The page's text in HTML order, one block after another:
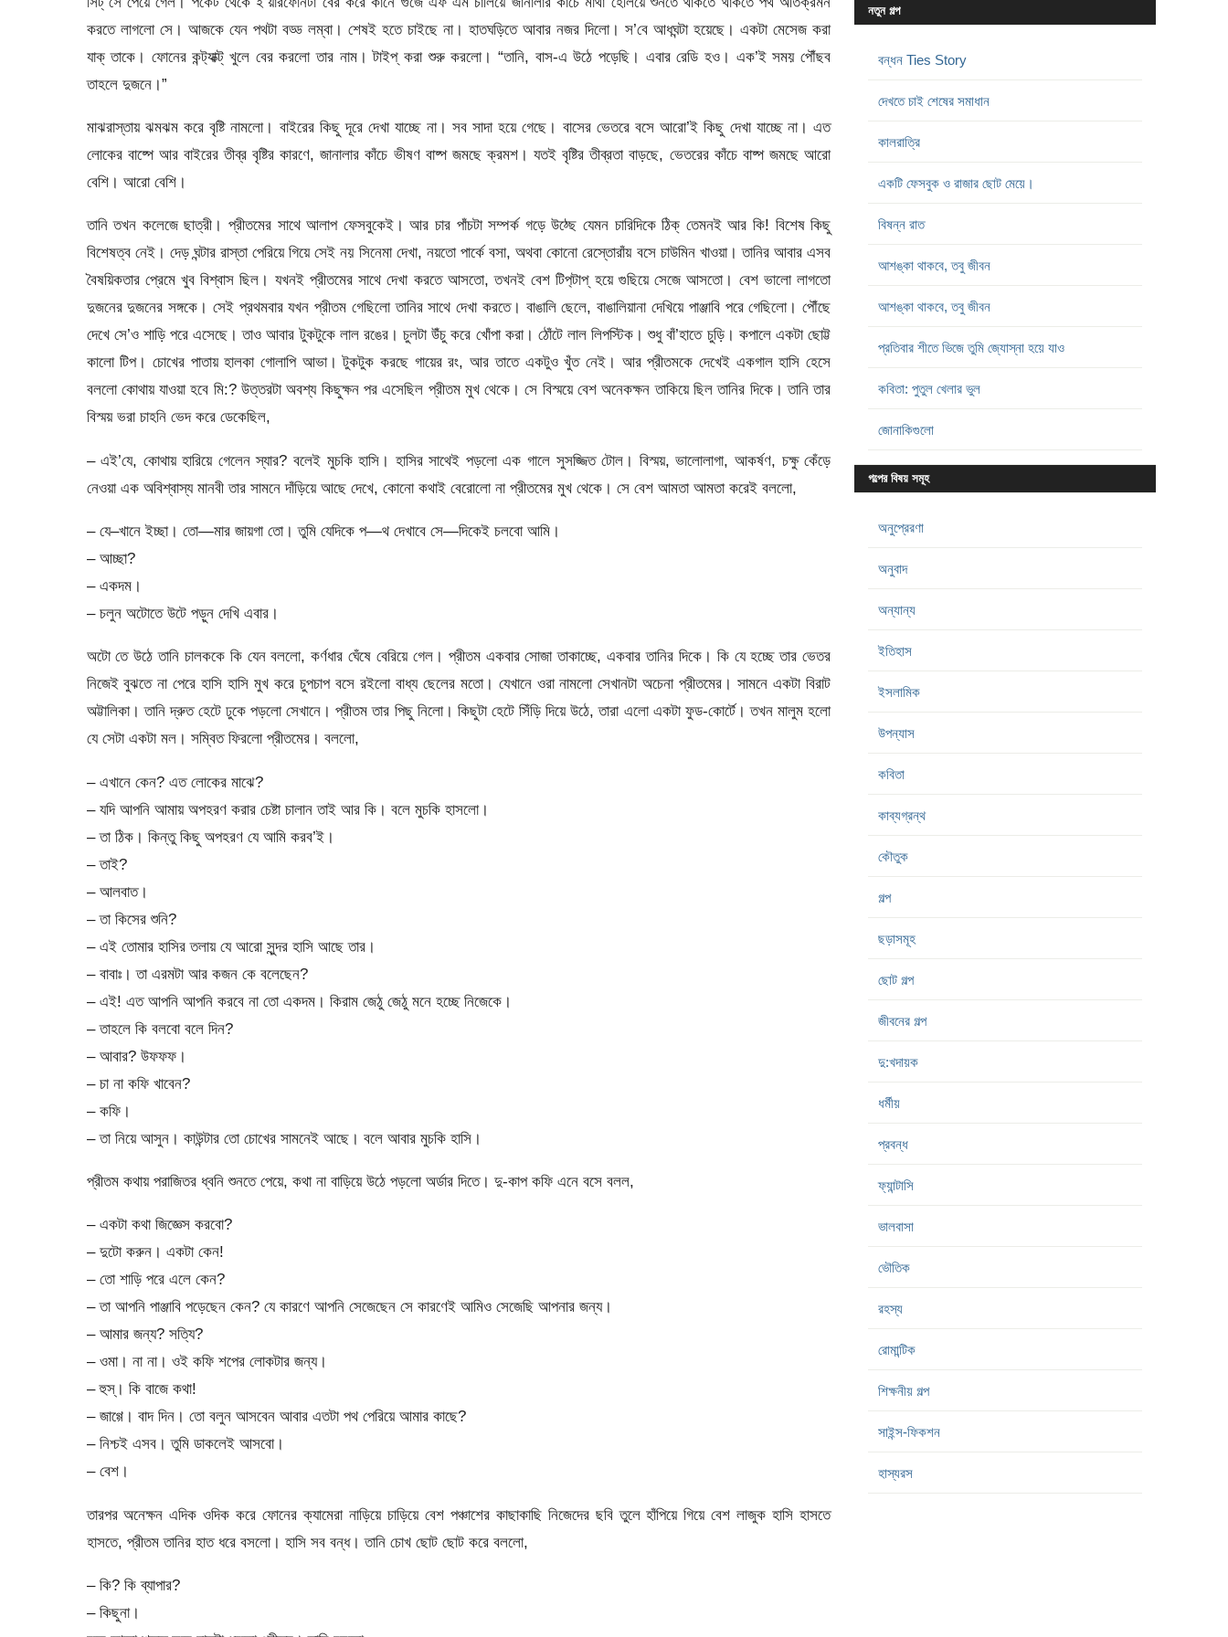
করতে লাগলো সে। আজকে যেন পথটা বড্ড লম্বা। শেষই হতে চাইছে না। হাতঘড়িতে আবার নজর দিলো। স’বে আধঘন্টা হয়েছে। একটা মেসেজ করা
যাক্ তাকে। ফোনের কন্ট‍্যাক্ট্ খুলে বের করলো তার নাম। টাইপ্ করা শুরু করলো। “তানি, বাস-এ উঠে পড়েছি। এবার রেডি হও। এক’ই সময় পৌঁছব
তাহলে দুজনে।”
মাঝরাস্তায় ঝমঝম করে বৃষ্টি নামলো। বাইরের কিছু দূরে দেখা যাচ্ছে না। সব সাদা হয়ে গেছে। বাসের ভেতরে বসে আরো’ই কিছু দেখা যাচ্ছে না। এত
লোকের বাষ্পে আর বাইরের তীব্র বৃষ্টির কারণে, জানালার কাঁচে ভীষণ বাষ্প জমছে ক্রমশ। যতই বৃষ্টির তীব্রতা বাড়ছে, ভেতরের কাঁচে বাষ্প জমছে আরো
বেশি। আরো বেশি।
তানি তখন কলেজে ছাত্রী। প্রীতমের সাথে আলাপ ফেসবুকেই। আর চার পাঁচটা সম্পর্ক গড়ে উঠ্ছে যেমন চারিদিকে ঠিক্ তেমনই আর কি! বিশেষ কিছু
বিশেষত্ব নেই। দেড় ঘন্টার রাস্তা পেরিয়ে গিয়ে সেই নয় সিনেমা দেখা, নয়তো পার্কে বসা, অথবা কোনো রেস্তোরাঁয় বসে চাউমিন খাওয়া। তানির আবার এসব
বৈষয়িকতার প্রেমে খুব বিশ্বাস ছিল। যখনই প্রীতমের সাথে দেখা করতে আসতো, তখনই বেশ টিপ‌্টাপ্ হয়ে গুছিয়ে সেজে আসতো। বেশ ভালো লাগতো
দুজনের দুজনের সঙ্গকে। সেই প্রথমবার যখন প্রীতম গেছিলো তানির সাথে দেখা করতে। বাঙালি ছেলে, বাঙালিয়ানা দেখিয়ে পাঞ্জাবি পরে গেছিলো। পৌঁছে
দেখে সে’ও শাড়ি পরে এসেছে। তাও আবার টুকটুকে লাল রঙের। চুলটা উঁচু করে খোঁপা করা। ঠোঁটে লাল লিপস্টিক। শুধু বাঁ’হাতে চুড়ি। কপালে একটা ছোট্ট
কালো টিপ। চোখের পাতায় হালকা গোলাপি আভা। টুকটুক করছে গায়ের রং, আর তাতে একটুও খুঁত নেই। আর প্রীতমকে দেখেই একগাল হাসি হেসে
বললো কোথায় যাওয়া হবে মি:? উত্তরটা অবশ্য কিছুক্ষন পর এসেছিল প্রীতম মুখ থেকে। সে বিস্ময়ে বেশ অনেকক্ষন তাকিয়ে ছিল তানির দিকে। তানি তার
বিস্ময় ভরা চাহনি ভেদ করে ডেকেছিল,
– এই’যে, কোথায় হারিয়ে গেলেন স্যার? বলেই মুচকি হাসি। হাসির সাথেই পড়লো এক গালে সুসজ্জিত টোল। বিস্ময়, ভালোলাগা, আকর্ষণ, চক্ষু কেঁড়ে
নেওয়া এক অবিশ্বাস্য মানবী তার সামনে দাঁড়িয়ে আছে দেখে, কোনো কথাই বেরোলো না প্রীতমের মুখ থেকে। সে বেশ আমতা আমতা করেই বললো,
– যে–খানে ইচ্ছা। তো—মার জায়গা তো। তুমি যেদিকে প—থ দেখাবে সে—দিকেই চলবো আমি।
– আচ্ছা?
– একদম।
– চলুন অটোতে উটে পড়ুন দেখি এবার।
অটো তে উঠে তানি চালককে কি যেন বললো, কর্ণধার ঘেঁষে বেরিয়ে গেল। প্রীতম একবার সোজা তাকাচ্ছে, একবার তানির দিকে। কি যে হচ্ছে তার ভেতর
নিজেই বুঝতে না পেরে হাসি হাসি মুখ করে চুপচাপ বসে রইলো বাধ্য ছেলের মতো। যেখানে ওরা নামলো সেখানটা অচেনা প্রীতমের। সামনে একটা বিরাট
অট্টালিকা। তানি দ্রুত হেটে ঢুকে পড়লো সেখানে। প্রীতম তার পিছু নিলো। কিছুটা হেটে সিঁড়ি দিয়ে উঠে, তারা এলো একটা ফুড-কোর্টে। তখন মালুম হলো
যে সেটা একটা মল। সম্বিত ফিরলো প্রীতমের। বললো,
– এখানে কেন? এত লোকের মাঝে?
– যদি আপনি আমায় অপহরণ করার চেষ্টা চালান তাই আর কি। বলে মুচকি হাসলো।
– তা ঠিক। কিন্তু কিছু অপহরণ যে আমি করব’ই।
– তাই?
– আলবাত।
– তা কিসের শুনি?
– এই তোমার হাসির তলায় যে আরো সুন্দর হাসি আছে তার।
– বাবাঃ। তা এরমটা আর কজন কে বলেছেন?
– এই! এত আপনি আপনি করবে না তো একদম। কিরাম জেঠু জেঠু মনে হচ্ছে নিজেকে।
– তাহলে কি বলবো বলে দিন?
– আবার? উফফফ।
– চা না কফি খাবেন?
– কফি।
– তা নিয়ে আসুন। কাউন্টার তো চোখের সামনেই আছে। বলে আবার মুচকি হাসি।
প্রীতম কথায় পরাজিতর ধ্বনি শুনতে পেয়ে, কথা না বাড়িয়ে উঠে পড়লো অর্ডার দিতে। দু-কাপ কফি এনে বসে বলল,
– একটা কথা জিজ্ঞেস করবো?
– দুটো করুন। একটা কেন!
– তো শাড়ি পরে এলে কেন?
– তা আপনি পাঞ্জাবি পড়েছেন কেন? যে কারণে আপনি সেজেছেন সে কারণেই আমিও সেজেছি আপনার জন্য।
– আমার জন্য? সত্যি?
– ওমা। না না। ওই কফি শপের লোকটার জন্য।
– হুস্। কি বাজে কথা!
– জাগ্গে। বাদ দিন। তো বলুন আসবেন আবার এতটা পথ পেরিয়ে আমার কাছে?
– নিশ্চই এসব। তুমি ডাকলেই আসবো।
– বেশ।
তারপর অনেক্ষন এদিক ওদিক করে ফোনের ক্যামেরা নাড়িয়ে চাড়িয়ে বেশ পঞ্চাশের কাছাকাছি নিজেদের ছবি তুলে হাঁপিয়ে গিয়ে বেশ লাজুক হাসি হাসতে
হাসতে, প্রীতম তানির হাত ধরে বসলো। হাসি সব বন্ধ। তানি চোখ ছোট ছোট করে বললো,
– কি? কি ব্যাপার?
– কিছুনা।
নতুন গল্প
বন্ধন Ties Story
দেখতে চাই শেষের সমাধান
কালরাত্রি
একটি ফেসবুক ও রাজার ছোট মেয়ে।
বিষন্ন রাত
আশঙ্কা থাকবে, তবু জীবন
আশঙ্কা থাকবে, তবু জীবন
প্রতিবার শীতে ভিজে তুমি জ্যোস্না হয়ে যাও
কবিতা: পুতুল খেলার ভুল
জোনাকিগুলো
গল্পের বিষয় সমূহ
অনুপ্রেরণা
অনুবাদ
অন্যান্য
ইতিহাস
ইসলামিক
উপন্যাস
কবিতা
কাব্যগ্রন্থ
কৌতুক
গল্প
ছড়াসমূহ
ছোট গল্প
জীবনের গল্প
দু:খদায়ক
ধর্মীয়
প্রবন্ধ
ফ্যান্টাসি
ভালবাসা
ভৌতিক
রহস্য
রোমান্টিক
শিক্ষনীয় গল্প
সাইন্স-ফিকশন
হাস্যরস